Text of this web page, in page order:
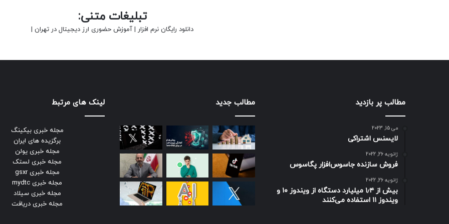
تبلیغات متنی:
دانلود رایگان نرم افزار آموزش حضوری ارز دیجیتال در تهران
مطالب پر بازدید
می 15, 2023
لایسنس اشتراکی
ژانویه 26, 2022
فروش سازنده جاسوس‌افزار پگاسوس
ژانویه 26, 2022
بیش از ۱٫۴ میلیارد دستگاه از ویندوز ۱۰ و
ویندوز ۱۱ استفاده می‌کنند
مطالب جدید لینک های مرتبط
مجله خبری بیکینگ
برگزیده های ایران
مجله خبری یولن
مجله خبری لستک
مجله خبری gsxr
مجله خبری mydtc
مجله خبری سیلاد
مجله خبری دریافت